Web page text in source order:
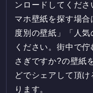
ンロードしてくだ
マホ壁紙を探す場
度別の壁紙」「人
ください。街中で
さぎですか?の壁紙
どでシェアして頂
ります。